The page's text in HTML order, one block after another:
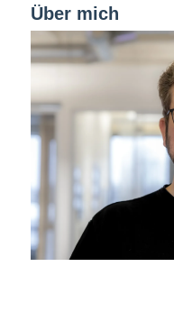
Über mich